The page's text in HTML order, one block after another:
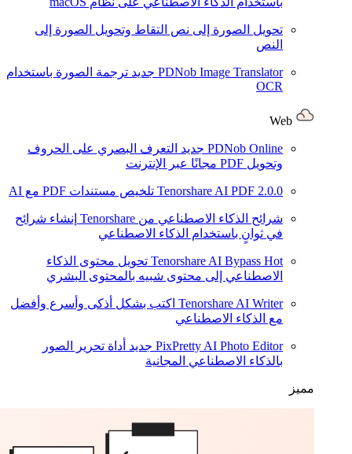
تحويل الصورة إلى نص التقاط وتحويل الصورة إلى
النص
PDNob Image Translator جديد ترجمة الصورة باستخدام
OCR
PDNob Online جديد التعرف البصري على الحروف
وتحويل PDF مجانًا عبر الإنترنت
Tenorshare AI PDF 2.0.0 تلخيص مستندات PDF مع AI
شرائح الذكاء الاصطناعي من Tenorshare
إنشاء شرائح
في ثوانٍ باستخدام الذكاء الاصطناعي
Tenorshare AI Bypass Hot
تحويل محتوى الذكاء
الاصطناعي إلى محتوى شبيه بالمحتوى البشري
Tenorshare AI Writer اكتب بشكل أذكى وأسرع وأفضل
مع الذكاء الاصطناعي
PixPretty AI Photo Editor جديد أداة تحرير الصور
بالذكاء الاصطناعي المجانية
مميز